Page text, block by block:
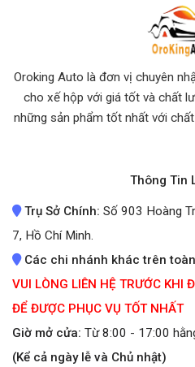
Oroking Auto là đơn vị chuyên
cho xế hộp với giá tốt và chất
những sản phẩm tốt nhất với
Thông Tin
Trụ Sở Chính: Số 903 Hoàng
7, Hồ Chí Minh.
Các chi nhánh khác trên
VUI LÒNG LIÊN HỆ TRƯỚC KHI
ĐỂ ĐƯỢC PHỤC VỤ TỐT NHẤT
Giờ mở cửa: Từ 8:00 - 17:00
(Kể cả ngày lễ và Chủ nhật)